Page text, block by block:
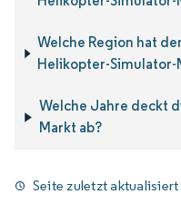
Welche Region hat
Helikopter-Simulator-
Welche Jahre deckt
Markt ab?
Seite zuletzt aktualisiert